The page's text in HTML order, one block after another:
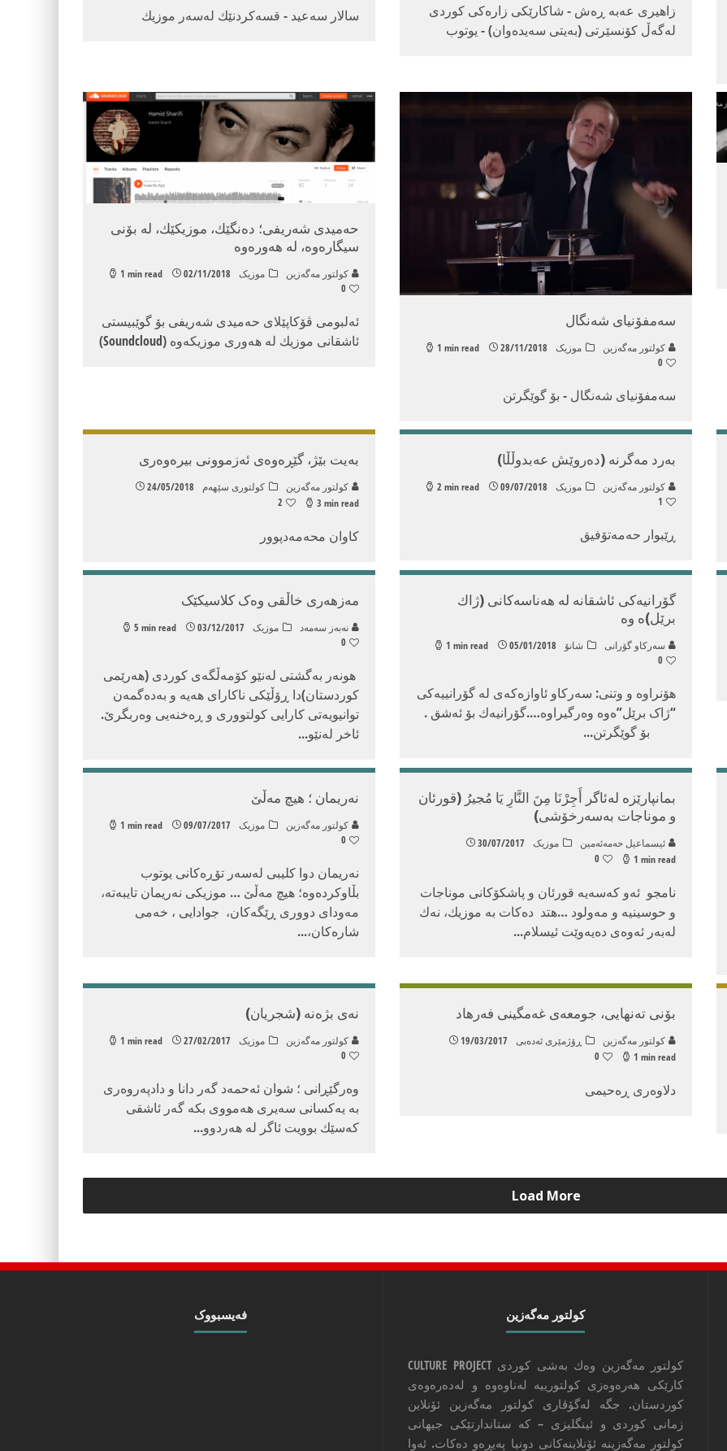
زاهیری عه‌به‌ ڕه‌ش - شاكارێكی زاره‌كی كوردی
له‌گه‌ڵ كۆنسێرتی (به‌یتی سه‌یده‌وان) - یوتوب
سالار سه‌عید - قسه‌كردنێك له‌سه‌ر موزیك
سه‌مفۆنیای شه‌نگال
كولتور مه‌گه‌زین موزیک 28/11/2018
1 min read
0
سه‌مفۆنیای شه‌نگال - بۆ گوێگرتن
حه‌میدی شه‌ریفی؛ ده‌نگێك، موزیكێك، له‌ بۆنی
سیگاره‌وه، له ‌هه‌وره‌وه‌‌
كولتور مه‌گه‌زین موزیک 02/11/2018
1 min read
0
ئه‌لبومی ڤۆکاپێلای حه‌میدی شه‌ریفی بۆ گوێبیستی
ئاشقانی موزیك له‌ هه‌وری موزیكه‌وه‌ (Soundcloud)
بەرد مەگرنە (دەروێش عەبدوڵڵا)
كولتور مه‌گه‌زین موزیک 09/07/2018
2 min read
1
ڕێبوار حه‌مه‌تۆفیق
بەیت بێژ، گێڕەوەی ئەزموونی بیرەوەری
كولتور مه‌گه‌زین کولتوری سێهه‌م
24/05/2018
3 min read
2
کاوان محەمەدپوور
گۆرانیه‌كی ئاشقانه‌ له‌ هه‌ناسه‌كانی (ژاك
برێل)ه‌ وه‌‌‌
سه‌ركاو گۆرانی شانۆ 05/01/2018
1 min read
0
هۆنراوە و وتنی: سەرکاو ئاوازەکەی لە گۆرانییەکی
“ژاک برێل”ەوە وەرگیراوە….گۆرانیه‌ك بۆ ئه‌شق .
بۆ گوێگرتن...
مەزهەری خاڵقی وەک کلاسیکێک
نه‌به‌ز سه‌مه‌د موزیک 03/12/2017
5 min read
0
هونەر بەگشتی لەنێو کۆمەڵگەی کوردی (هەرێمی
کوردستان)دا ڕۆڵێکی ناکارای هەیە و بەدەگمەن
توانیویەتی کارایی کولتووری و ڕەخنەیی وەربگرێ.
ئاخر لەنێو...
بمانپارێزه‌ له‌ئاگر أَجِرْنَا مِنَ النَّارِ يَا مُجيرُ (قورئان
و موناجات به‌سه‌رخۆشی)
ئیسماعیل حه‌مه‌ئه‌مین موزیک
30/07/2017
1 min read
0
نامجو ئه‌و كه‌سه‌یه‌ قورئان و پاشكۆكانی موناجات
و حوسینیه‌ و مه‌ولود …هتد ده‌كات به‌ موزیك، نه‌ك
له‌به‌ر ئه‌وه‌ی ده‌یه‌وێت ئیسلام...
نه‌ریمان ؛ هیچ مه‌ڵێ
كولتور مه‌گه‌زین موزیک 09/07/2017
1 min read
0
نه‌ریمان دوا كلیبی له‌سه‌ر تۆڕه‌كانی یوتوب
بڵاوكرده‌وه‌؛ هیچ مه‌ڵێ … موزیكی نه‌ریمان تایبه‌ته‌،
مه‌ودای دووری ڕێگه‌كان، جوادایی ، خه‌می
شاره‌كان،...
بۆنی ته‌نهایی، جومعه‌ی غه‌مگینی فه‌رهاد
كولتور مه‌گه‌زین ڕۆژمێری ئەدەبی
19/03/2017
1 min read
0
دلاوه‌ری ڕه‌حیمی
نه‌ی بژه‌نه‌ (شجریان)
كولتور مه‌گه‌زین موزیک 27/02/2017
1 min read
0
وه‌رگێڕانی ؛ شوان ئه‌حمه‌د گه‌ر دانا و دادپه‌روه‌ری
به ‌یه‌كسانی سه‌یری هه‌مووی بكه‌ گه‌ر ئاشقی
كه‌سێك بوویت ئاگر له‌ هه‌ردوو...
Load More
كولتور مه‌گه‌زین
كولتور مه‌گه‌زین وه‌ك به‌شی كوردی CULTURE PROJECT
كارێكی هه‌ره‌وه‌زی كولتورییه‌ له‌ناوه‌وه‌ و له‌ده‌ره‌وه‌ی
كوردستان. جگه‌ له‌گۆڤاری كولتور مه‌گه‌زین ئۆنلاین
زمانی كوردی و ئینگلیزی – كه‌ ستاندارتێكی جیهانی
كولتور مه‌گه‌زینه‌ ئۆنلاینه‌كانی دونیا په‌یڕه‌و ده‌كات. ئه‌وا
فه‌یسبووک